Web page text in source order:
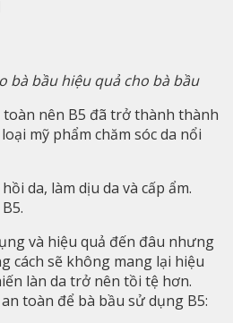
bà bầu hiệu quả cho bà bầu
nên B5 đã trở thành thành
mỹ phẩm chăm sóc da nổi
da, làm dịu da và cấp ẩm.
và hiệu quả đến đâu nhưng
cách sẽ không mang lại hiệu
làn da trở nên tồi tệ hơn.
toàn để bà bầu sử dụng B5: